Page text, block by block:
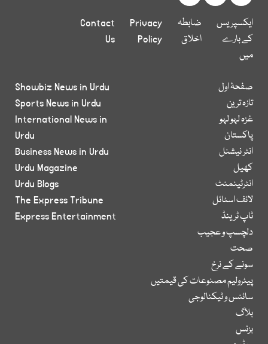
ایکسپریس
کے بارے
میں
ضابطہ
اخلاق
Privacy
Policy
Contact
Us
صفحۂ اول
تازہ ترین
غزہ لہو لہو
پاکستان
انٹر نیشنل
کھیل
انٹرٹینمنٹ
لائف اسٹائل
ٹاپ ٹرینڈ
دلچسپ و عجیب
صحت
سونے کے نرخ
پیٹرولیم مصنوعات کی قیمتیں
سائنس و ٹیکنالوجی
بلاگ
بزنس
Showbiz News in Urdu
Sports News in Urdu
International News in
Urdu
Business News in Urdu
Urdu Magazine
Urdu Blogs
The Express Tribune
Express Entertainment